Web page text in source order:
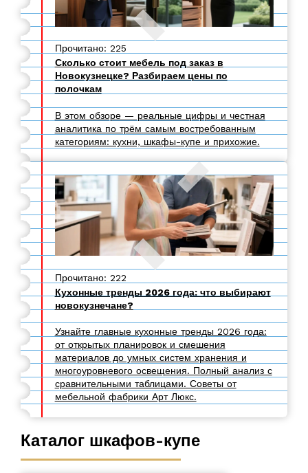
Прочитано: 225
Сколько стоит мебель под заказ в
Новокузнецке? Разбираем цены по
полочкам
В этом обзоре — реальные цифры и честная
аналитика по трём самым востребованным
категориям: кухни, шкафы-купе и прихожие.
Прочитано: 222
Кухонные тренды 2026 года: что выбирают
новокузнечане?
Узнайте главные кухонные тренды 2026 года:
от открытых планировок и смешения
материалов до умных систем хранения и
многоуровневого освещения. Полный анализ с
сравнительными таблицами. Советы от
мебельной фабрики Арт Люкс.
Каталог шкафов-купе